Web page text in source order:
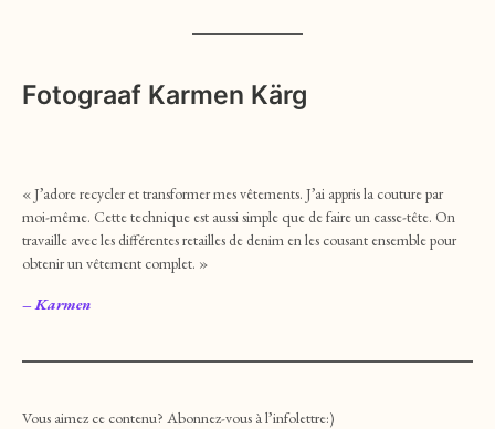
Fotograaf Karmen Kärg
« J’adore recycler et transformer mes vêtements. J’ai appris la couture par
moi-même. Cette technique est aussi simple que de faire un casse-tête. On
travaille avec les différentes retailles de denim en les cousant ensemble pour
obtenir un vêtement complet. »
– Karmen
Vous aimez ce contenu? Abonnez-vous à l’infolettre:)